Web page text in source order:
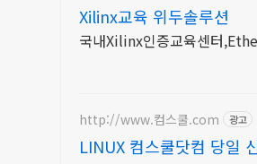
Xilinx교육 위두솔루션
국내Xilinx인증교육센터
http://www.컴스쿨.com 광고
LINUX 컴스쿨닷컴 당일